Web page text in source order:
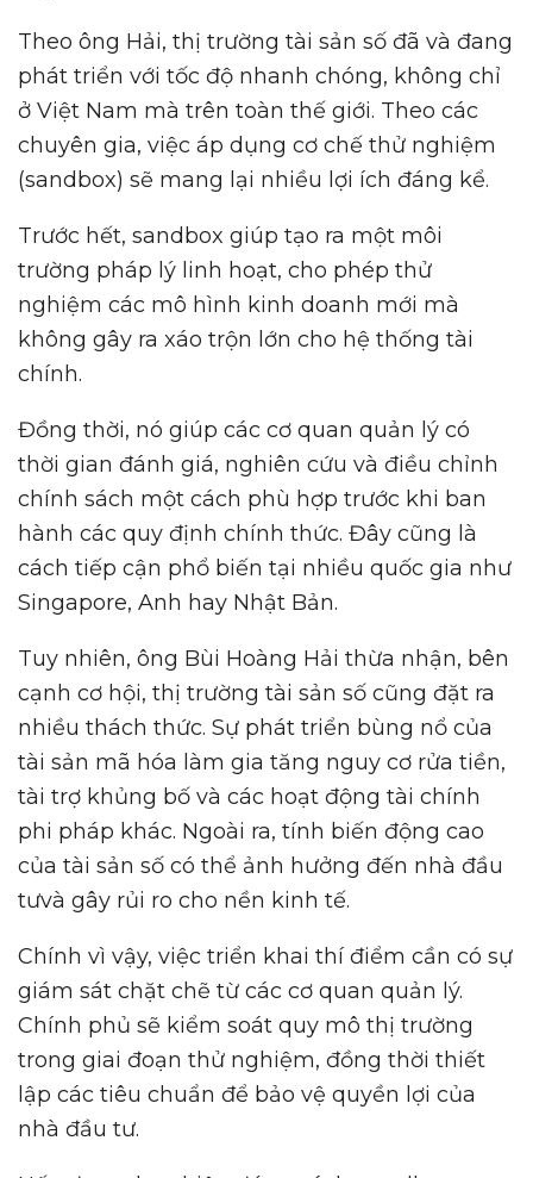
Theo ông Hải, thị trường tài sản số đã và đang
phát triển với tốc độ nhanh chóng, không chỉ
ở Việt Nam mà trên toàn thế giới. Theo các
chuyên gia, việc áp dụng cơ chế thử nghiệm
(sandbox) sẽ mang lại nhiều lợi ích đáng kể.
Trước hết, sandbox giúp tạo ra một môi
trường pháp lý linh hoạt, cho phép thử
nghiệm các mô hình kinh doanh mới mà
không gây ra xáo trộn lớn cho hệ thống tài
chính.
Đồng thời, nó giúp các cơ quan quản lý có
thời gian đánh giá, nghiên cứu và điều chỉnh
chính sách một cách phù hợp trước khi ban
hành các quy định chính thức. Đây cũng là
cách tiếp cận phổ biến tại nhiều quốc gia như
Singapore, Anh hay Nhật Bản.
Tuy nhiên, ông Bùi Hoàng Hải thừa nhận, bên
cạnh cơ hội, thị trường tài sản số cũng đặt ra
nhiều thách thức. Sự phát triển bùng nổ của
tài sản mã hóa làm gia tăng nguy cơ rửa tiền,
tài trợ khủng bố và các hoạt động tài chính
phi pháp khác. Ngoài ra, tính biến động cao
của tài sản số có thể ảnh hưởng đến nhà đầu
tưvà gây rủi ro cho nền kinh tế.
Chính vì vậy, việc triển khai thí điểm cần có sự
giám sát chặt chẽ từ các cơ quan quản lý.
Chính phủ sẽ kiểm soát quy mô thị trường
trong giai đoạn thử nghiệm, đồng thời thiết
lập các tiêu chuẩn để bảo vệ quyền lợi của
nhà đầu tư.